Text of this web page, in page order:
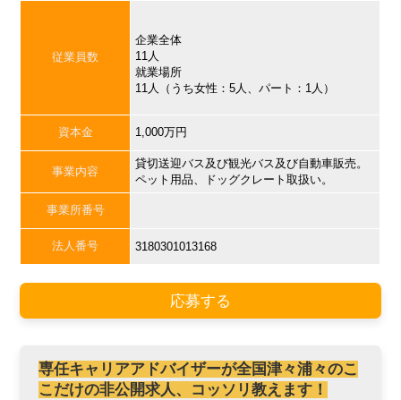
従業員数
企業全体
11人
就業場所
11人（うち女性：5人、パート：1人）
資本金 1,000万円
事業内容
貸切送迎バス及び観光バス及び自動車販売。
ペット用品、ドッグクレート取扱い。
事業所番号
法人番号 3180301013168
応募する
専任キャリアアドバイザーが全国津々浦々のこ
こだけの非公開求人、コッソリ教えます！